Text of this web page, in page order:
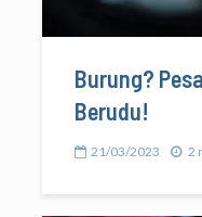
Burung?
Berudu!
21/03/2023 2